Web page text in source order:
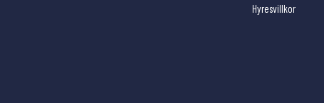
Hyresvillkor